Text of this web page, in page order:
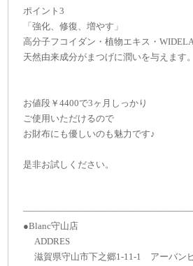
ポイント3
「強化、修復、増やす」
高分子フコイダン・植物エキス・
天然由来成分がまつげに潤いを与えます。
お値段￥4400で3ヶ月しっかり
ご使用いただけるので
お財布にも優しいのも魅力です♪
是非お試しください。
●Blanc守山店
ADDRES
滋賀県守山市下之郷1-11-1 アーバン